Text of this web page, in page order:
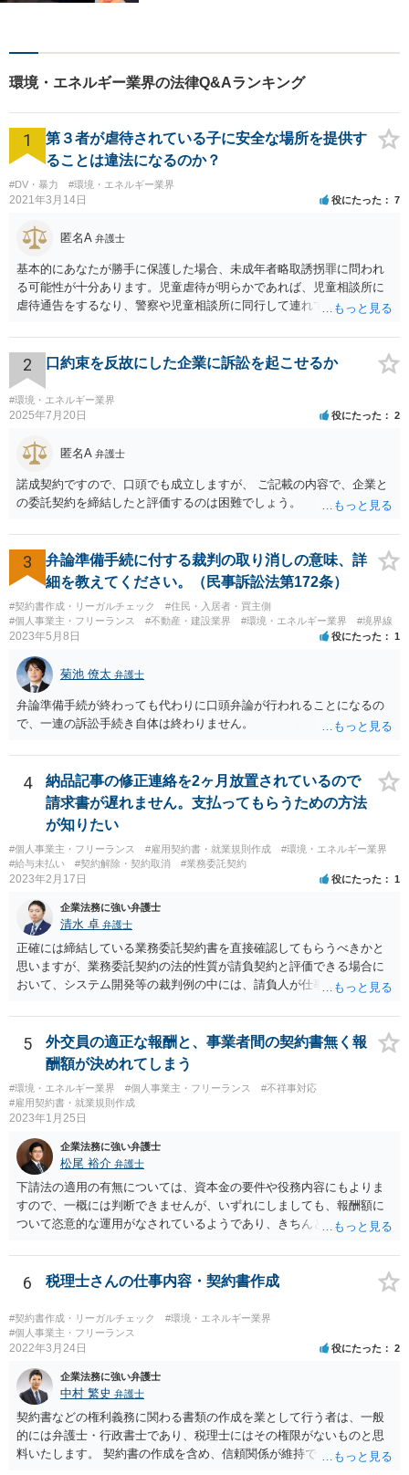
作りに尽力しています。【初
回無料相談】【東京・神奈川
エリア】
環境・エネルギー業界の法律Q&Aランキング
1
第３者が虐待されている子に安全な場所を提供す
ることは違法になるのか？
#DV・暴力 #環境・エネルギー業界
2021年3月14日 役にたった 7
匿名A 弁護士
基本的にあなたが勝手に保護した場合、未成年者略取誘拐罪に問われ
る可能性が十分あります。児童虐待が明らかであれば、児童相談所に
虐待通告をするなり、警察や児童相談所に同行して連れていくなり、
談所の関与を望んでいないケースでは難しい判断にはなるとは思いま
すが、少なくともあなたが保護者の承諾を得ずに勝手に保護すること
は避けた方が良いかと存じます。警察は親からの虐待があると分かっ
た場合であっても、必ずしもあなたに味方するわけではないかと存じ
ます。児童相談所に通告すべきであったと窘められる程度であればよ
で自らの支配下に置きたかったのではないかと疑われる可能性さえあ
ります。
2 口約束を反故にした企業に訴訟を起こせるか
#環境・エネルギー業界
2025年7月20日 役にたった 2
匿名A 弁護士
諾成契約ですので、口頭でも成立しますが、 ご記載の内容で、企業と
の委託契約を締結したと評価するのは困難でしょう。
3
弁論準備手続に付する裁判の取り消しの意味、詳
細を教えてください。（民事訴訟法第172条）
#契約書作成・リーガルチェック
#住民・入居者・買主側
#個人事業主・フリーランス
#不動産・建設業界 #環境・エネルギー業界 #境界線
2023年5月8日 役にたった 1
菊池 僚太 弁護士
弁論準備手続が終わっても代わりに口頭弁論が行われることになるの
で、一連の訴訟手続き自体は終わりません。
4
納品記事の修正連絡を2ヶ月放置されているので
請求書が遅れません。支払ってもらうための方法
が知りたい
#個人事業主・フリーランス #雇用契約書・就業規則作成
#環境・エネルギー業界
#給与未払い
#契約解除・契約取消 #業務委託契約
2023年2月17日 役にたった 1
企業法務に強い弁護士
清水 卓 弁護士
正確には締結している業務委託契約書を直接確認してもらうべきかと
思いますが、業務委託契約の法的性質が請負契約と評価できる場合に
おいて、システム開発等の裁判例の中には、請負人が仕事を完成させ
まで終えているか否かを基準として判断すべきであるという見解を示
しているものがあります。 このような見解を踏まえ、あなたのケー
スでも、予定していた最後の工程まで終えており、仕事は完成してい
る等と主張して行くことが考えられます。 もっとも、相手方はこの
ような見解は本件にはあてはまらない等を理由に、仕事の完成を認め
ないことが想定されます。 そのような場合には、裁判所に民事調停
もしれません。 いずれにしても、一度、業務委託契約書や納品した
記事等の証拠を持参の上、お住まいの地域の弁護士に直接相談してみ
てはいかがでしょうか。
5
外交員の適正な報酬と、事業者間の契約書無く報
酬額が決めれてしまう
#環境・エネルギー業界 #個人事業主・フリーランス
#不祥事対応
#雇用契約書・就業規則作成
2023年1月25日
企業法務に強い弁護士
松尾 裕介 弁護士
下請法の適用の有無については、資本金の要件や役務内容にもよりま
すので、一概には判断できませんが、いずれにしましても、報酬額に
ついて恣意的な運用がなされているようであり、きちんとした契約書
適用がある場合には、著しく低い下請代金を不当に定めることは禁止
されますが、そうでない場合には、基本的には、双方の合意に基づく
ことになります。 恣意的な運用による報酬の減額分については、当
初の合意に基づき報酬額の支払いが認められる余地があると考えられ
ます。
6 税理士さんの仕事内容・契約書作成
#契約書作成・リーガルチェック
#環境・エネルギー業界
#個人事業主・フリーランス
2022年3月24日 役にたった 2
企業法務に強い弁護士
中村 繁史 弁護士
契約書などの権利義務に関わる書類の作成を業として行う者は、一般
的には弁護士・行政書士であり、税理士にはその権限がないものと思
料いたします。 契約書の作成を含め、信頼関係が維持できないのであ